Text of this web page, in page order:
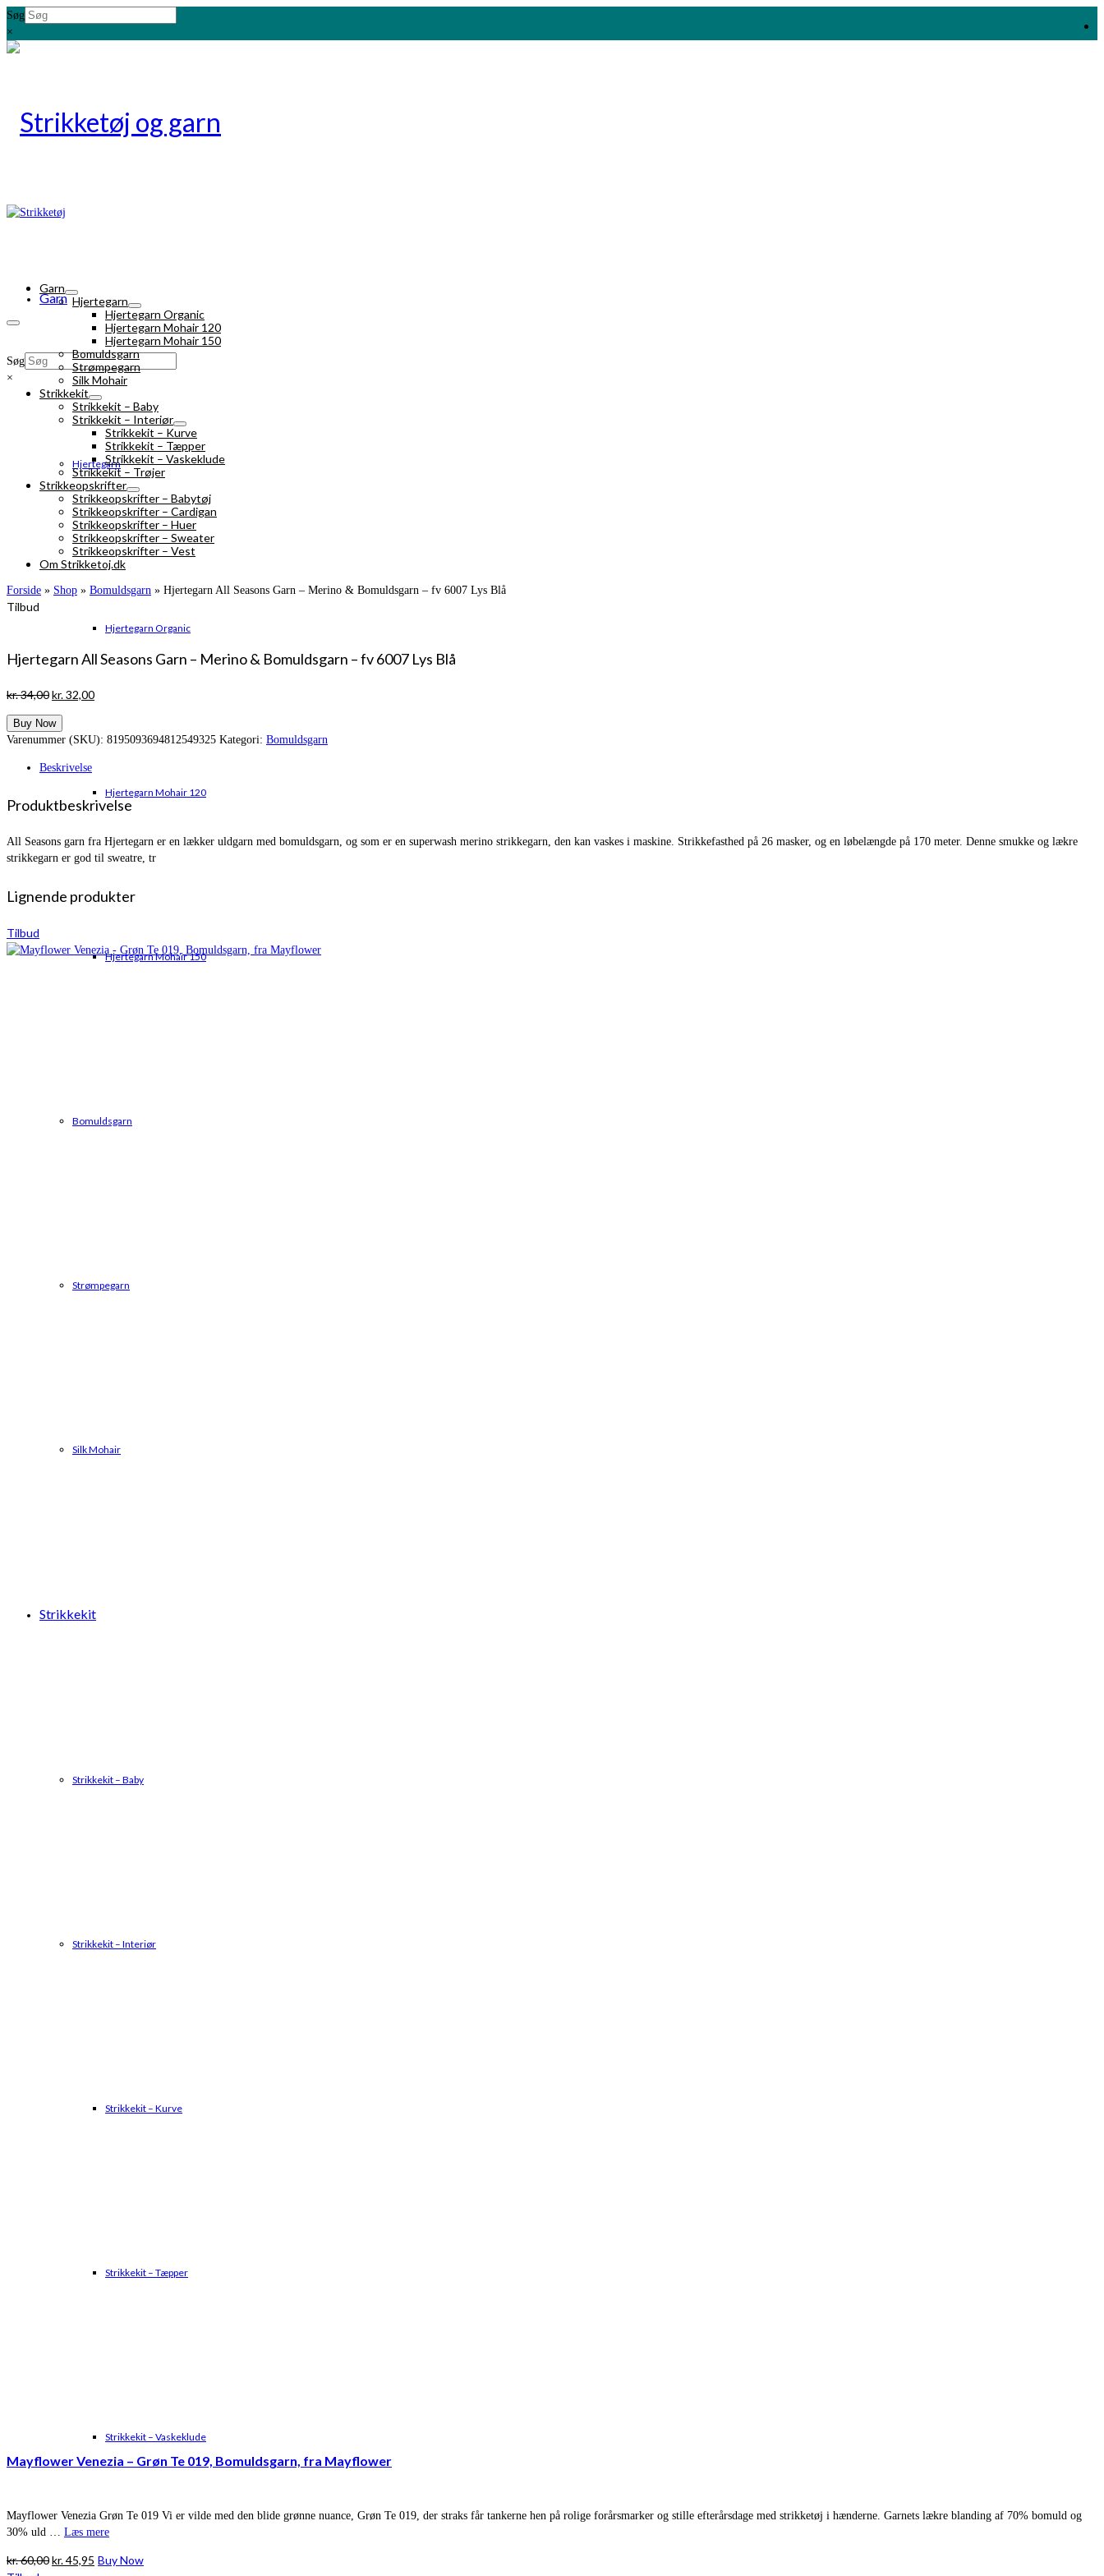
Søg
×
Garn
Hjertegarn
Hjertegarn Organic
Hjertegarn Mohair 120
Hjertegarn Mohair 150
Bomuldsgarn
Strømpegarn
Silk Mohair
Strikkekit
Strikkekit – Baby
Strikkekit – Interiør
Strikkekit – Kurve
Strikkekit – Tæpper
Strikkekit – Vaskeklude
Søg
×
Garn
Hjertegarn
Hjertegarn Organic
Hjertegarn Mohair 120
Hjertegarn Mohair 150
Bomuldsgarn
Strømpegarn
Silk Mohair
Strikkekit
Strikkekit – Baby
Strikkekit – Interiør
Strikkekit – Kurve
Strikkekit – Tæpper
Strikkekit – Vaskeklude
Strikkekit – Trøjer
Strikkeopskrifter
Strikkeopskrifter – Babytøj
Strikkeopskrifter – Cardigan
Strikkeopskrifter – Huer
Strikkeopskrifter – Sweater
Strikkeopskrifter – Vest
Om Strikketoj.dk
Forside » Shop » Bomuldsgarn » Hjertegarn All Seasons Garn – Merino & Bomuldsgarn – fv 6007 Lys Blå
Tilbud
Hjertegarn All Seasons Garn – Merino & Bomuldsgarn – fv 6007 Lys Blå
kr.34,00Den
pris
var:
kr.32,00Den
er:
Buy Now
Varenummer (SKU): 8195093694812549325 Kategori: Bomuldsgarn
Beskrivelse
Produktbeskrivelse
All Seasons garn fra Hjertegarn er en lækker uldgarn med bomuldsgarn, og som er en superwash merino strikkegarn, den kan vaskes i maskine. Strikkefasthed på 26 masker, og en løbelængde på 170 meter. Denne smukke og lækre
strikkegarn er god til sweatre, tr
Lignende produkter
Tilbud
Mayflower Venezia – Grøn Te 019, Bomuldsgarn, fra Mayflower
Mayflower Venezia Grøn Te 019 Vi er vilde med den blide grønne nuance, Grøn Te 019, der straks får tankerne hen på rolige forårsmarker og stille efterårsdage med strikketøj i hænderne. Garnets lækre blanding af 70% bomuld og
30% uld … Læs mere
kr.60,00Den
kr.45,95 Den
Buy Now